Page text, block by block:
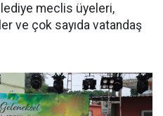
meclis üyeleri,
ve çok sayıda vatandaş